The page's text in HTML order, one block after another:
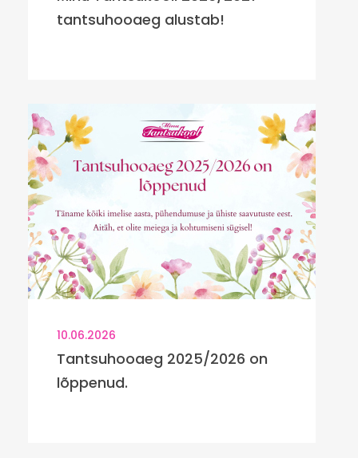
tantsuhooaeg alustab!
10.06.2026
Tantsuhooaeg 2025/2026 on
lõppenud.